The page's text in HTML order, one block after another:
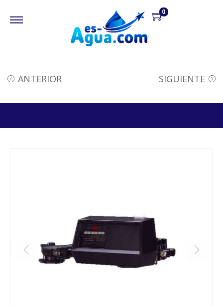
0
ANTERIOR SIGUIENTE